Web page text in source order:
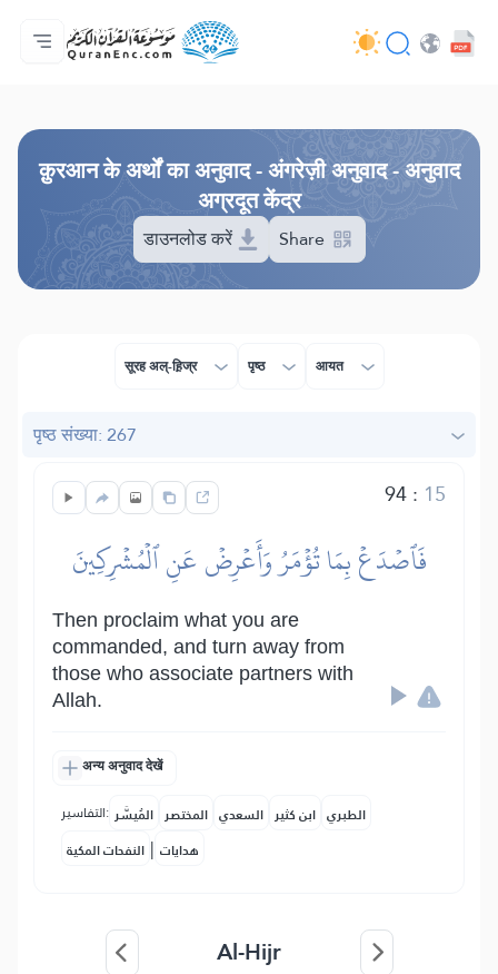
मुख्य
अनुवादों की सूची
Audio
अपडेट करने वालों की सेवाएँ - API
परियोजना के बारे में
हमसे सम्पर्क करें
भाषा
क़ुरआन के अर्थों का अनुवाद - अंगरेज़ी अनुवाद - अनुवाद
अग्रदूत केंद्र
डाउनलोड करें Share
सूरह अल्-ह़िज्र पृष्ठ आयत
पृष्ठ संख्या: 267
94: 15
فَٱصۡدَعۡ بِمَا تُؤۡمَرُ وَأَعۡرِضۡ عَنِ ٱلۡمُشۡرِكِينَ
Then proclaim what you are
commanded, and turn away from
those who associate partners with
Allah.
अन्य अनुवाद देखें
التفاسير: المُيسَّر المختصر السعدي ابن كثير الطبري
النفحات المكية | هدايات
Al-Hijr